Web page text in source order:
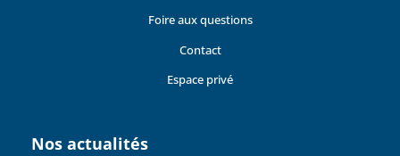
Foire aux questions
Contact
Espace privé
Nos actualités